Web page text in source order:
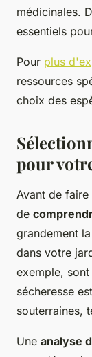
médicinales.
essentiels
Pour plus
ressources
choix des
pour
Avant de
de
grandement
dans votre
exemple,
sécheresse
souterraines,
Une analyse